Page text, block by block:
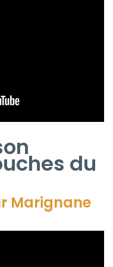
du
Marignane